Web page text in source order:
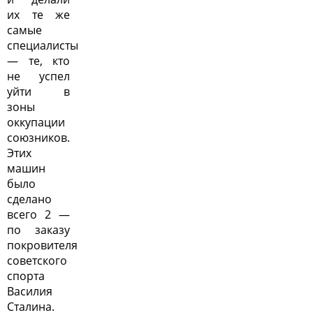
их те же
самые
специалисты
— те, кто
не успел
уйти в
зоны
оккупации
союзников.
Этих
машин
было
сделано
всего 2 —
по заказу
покровителя
советского
спорта
Василия
Сталина.